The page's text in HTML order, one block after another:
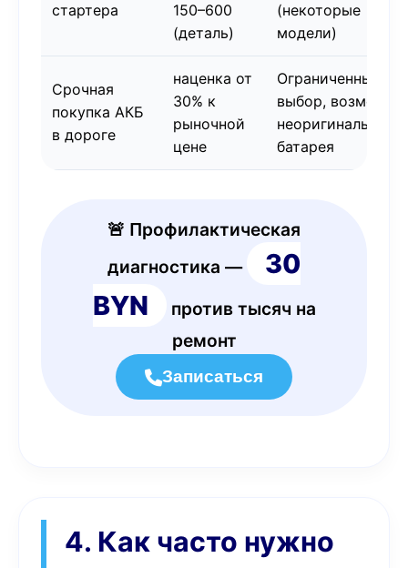
стартера
150–600
(деталь)
(некоторые
модели)
Срочная
покупка АКБ
в дороге
наценка от
30% к
рыночной
цене
Ограниченный
выбор, возможно
неоригинальная
батарея
🚨 Профилактическая
диагностика —
30
BYN
против тысяч на
ремонт
Записаться
4. Как часто нужно